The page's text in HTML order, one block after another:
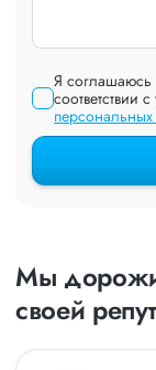
Я соглашаюсь
соответствии
Мы
своей